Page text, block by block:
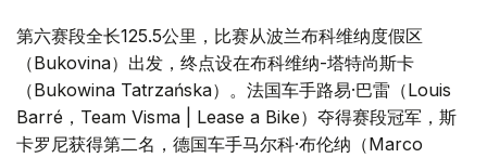
第六赛段全长125.5公里，比赛从波兰布科维纳度假区
（Bukovina）出发，终点设在布科维纳-塔特尚斯卡
（Bukowina Tatrzańska）。法国车手路易·巴雷（Louis
Barré，Team Visma | Lease a Bike）夺得赛段冠军，斯
卡罗尼获得第二名，德国车手马尔科·布伦纳（Marco